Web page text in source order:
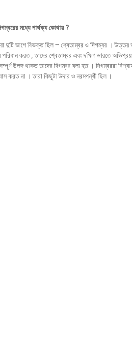
মধ্যে পার্থক্য কোথায় ?
দুটি ভাগে বিভক্ত ছিল – শ্বেতাম্বর ও দিগম্বর । উত্তর
করত , তাদের শ্বেতাম্বর এবং দক্ষিণ ভারতে
উলঙ্গ থাকত তাদের দিগম্বর বলা হত । দিগম্বররা
করত না । তারা কিছুটা উদার ও নরমপন্থী ছিল ।